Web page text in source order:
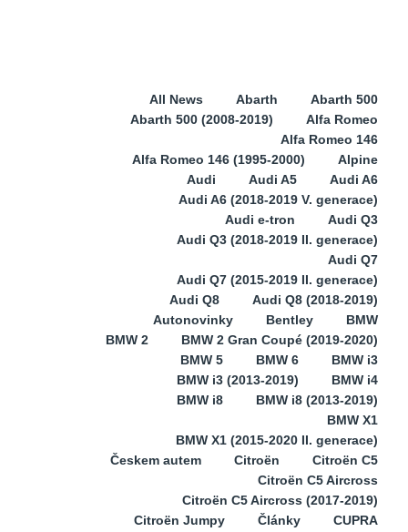
All News Abarth
Abarth 500
Abarth 500 (2008-2019)
Alfa Romeo
Alfa Romeo 146
Alfa Romeo 146 (1995-2000)
Alpine
Audi
Audi A5
Audi A6
Audi A6 (2018-2019 V. generace)
Audi e-tron
Audi Q3
Audi Q3 (2018-2019 II. generace)
Audi Q7
Audi Q7 (2015-2019 II. generace)
Audi Q8
Audi Q8 (2018-2019)
Autonovinky
Bentley
BMW
BMW 2
BMW 2 Gran Coupé (2019-2020)
BMW 5
BMW 6
BMW i3
BMW i3 (2013-2019)
BMW i4
BMW i8
BMW i8 (2013-2019)
BMW X1
BMW X1 (2015-2020 II. generace)
Českem autem
Citroën
Citroën C5
Citroën C5 Aircross
Citroën C5 Aircross (2017-2019)
Citroën Jumpy
Články
CUPRA